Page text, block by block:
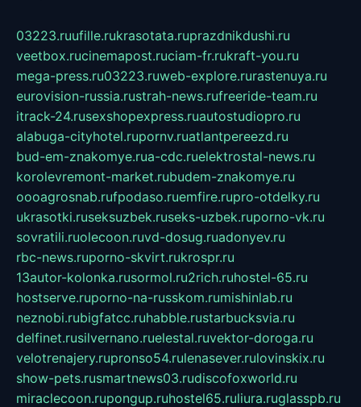
03223.ruufille.rukrasotata.ruprazdnikdushi.ru
veetbox.rucinemapost.ruciam-fr.rukraft-you.ru
mega-press.ru03223.ruweb-explore.rurastenuya.ru
eurovision-russia.rustrah-news.rufreeride-team.ru
itrack-24.rusexshopexpress.ruautostudiopro.ru
alabuga-cityhotel.rupornv.ruatlantpereezd.ru
bud-em-znakomye.rua-cdc.ruelektrostal-news.ru
korolevremont-market.rubudem-znakomye.ru
oooagrosnab.rufpodaso.ruemfire.rupro-otdelky.ru
ukrasotki.ruseksuzbek.ruseks-uzbek.ruporno-vk.ru
sovratili.ruolecoon.ruvd-dosug.ruadonyev.ru
rbc-news.ruporno-skvirt.rukrospr.ru
13autor-kolonka.rusormol.ru2rich.ruhostel-65.ru
hostserve.ruporno-na-russkom.rumishinlab.ru
neznobi.rubigfatcc.ruhabble.rustarbucksvia.ru
delfinet.rusilvernano.ruelestal.ruvektor-doroga.ru
velotrenajery.rupronso54.rulenasever.rulovinskix.ru
show-pets.rusmartnews03.rudiscofoxworld.ru
miraclecoon.rupongup.ruhostel65.ruliura.ruglasspb.ru